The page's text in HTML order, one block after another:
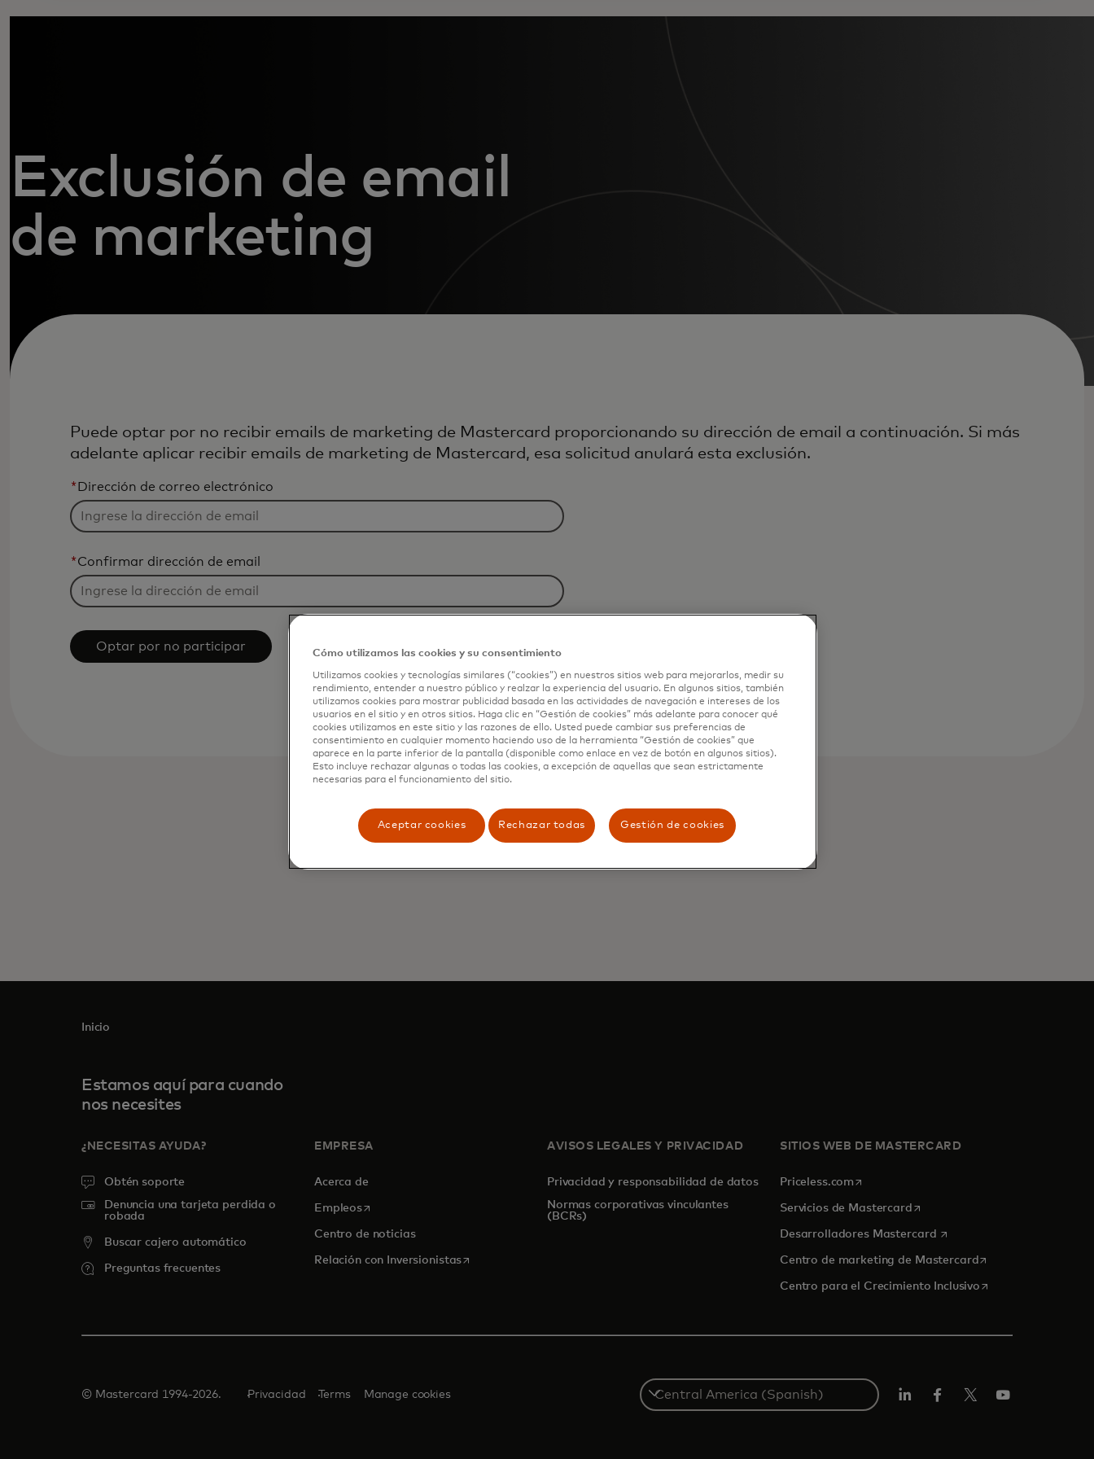
Exclusión de email
de marketing
Puede optar por no recibir emails de marketing de Mastercard proporcionando su dirección de email a continuación. Si más
adelante aplicar recibir emails de marketing de Mastercard, esa solicitud anulará esta exclusión.
*Dirección de correo electrónico
*Confirmar dirección de email
Optar por no participar
Inicio
Estamos aquí para cuando
nos necesites
¿NECESITAS AYUDA?
Obtén soporte
Denuncia una tarjeta perdida o
robada
Buscar cajero automático
Preguntas frecuentes
EMPRESA
Acerca de
Empleosse abre en una pestaña nueva
Centro de noticias
Relación con Inversionistasse abre en una pestaña nueva
AVISOS LEGALES Y PRIVACIDAD
Privacidad y responsabilidad de datos
Normas corporativas vinculantes
(BCRs)
SITIOS WEB DE MASTERCARD
Priceless.com se abre en una pestaña nueva
Servicios de Mastercardse abre en una pestaña nueva
Desarrolladores Mastercard se abre en una pestaña
Centro de marketing de Mastercardse abre en una
Centro para el Crecimiento Inclusivose abre en una
© Mastercard 1994-2026. Privacidad Terms Manage cookies
Select
a
country
Cómo utilizamos las cookies y su consentimiento
Utilizamos cookies y tecnologías similares (“cookies”) en nuestros sitios web para mejorarlos, medir su
rendimiento, entender a nuestro público y realzar la experiencia del usuario. En algunos sitios, también
utilizamos cookies para mostrar publicidad basada en las actividades de navegación e intereses de los
usuarios en el sitio y en otros sitios. Haga clic en “Gestión de cookies” más adelante para conocer qué
cookies utilizamos en este sitio y las razones de ello. Usted puede cambiar sus preferencias de
consentimiento en cualquier momento haciendo uso de la herramienta “Gestión de cookies” que
aparece en la parte inferior de la pantalla (disponible como enlace en vez de botón en algunos sitios).
Esto incluye rechazar algunas o todas las cookies, a excepción de aquellas que sean estrictamente
necesarias para el funcionamiento del sitio.
Aceptar cookies Rechazar todas Gestión de cookies